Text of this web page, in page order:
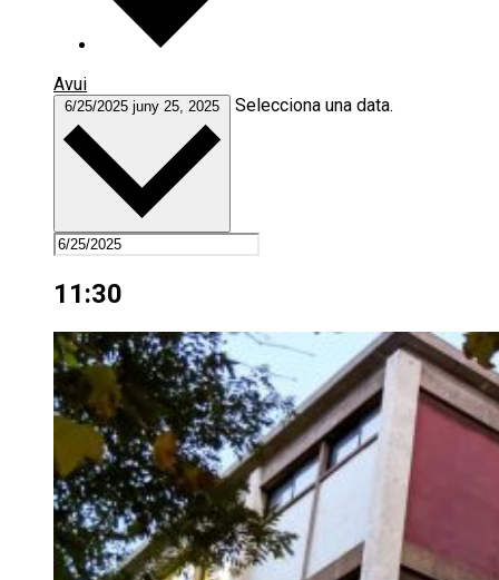
Avui
6/25/2025 juny 25, 2025 Selecciona una data.
11:30